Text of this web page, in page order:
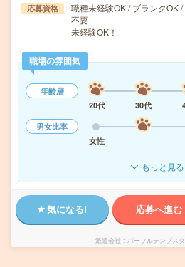
応募資格
職種未経験OK / ブランクOK
不要
未経験OK！
職場の雰囲気
年齢層
20代
30代
男女比率
女性
もっと見る
気になる! 応募へ進む
派遣会社 パーソルテンプス